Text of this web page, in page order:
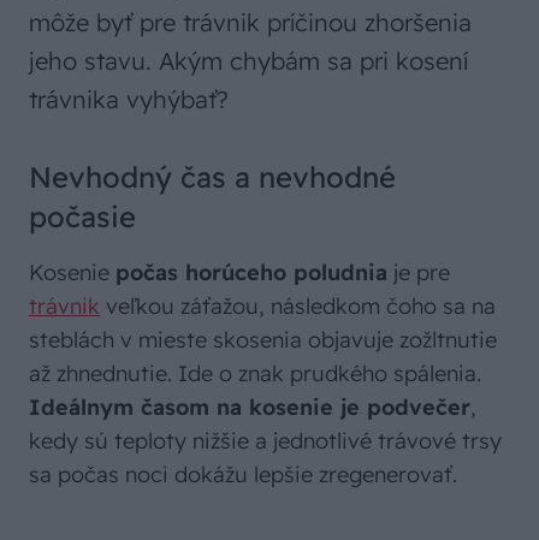
môže byť pre trávnik príčinou zhoršenia
jeho stavu. Akým chybám sa pri kosení
trávnika vyhýbať?
Nevhodný čas a nevhodné
počasie
Kosenie počas horúceho poludnia je pre
trávnik veľkou záťažou, následkom čoho sa na
steblách v mieste skosenia objavuje zožltnutie
až zhnednutie. Ide o znak prudkého spálenia.
Ideálnym časom na kosenie je podvečer,
kedy sú teploty nižšie a jednotlivé trávové trsy
sa počas noci dokážu lepšie zregenerovať.